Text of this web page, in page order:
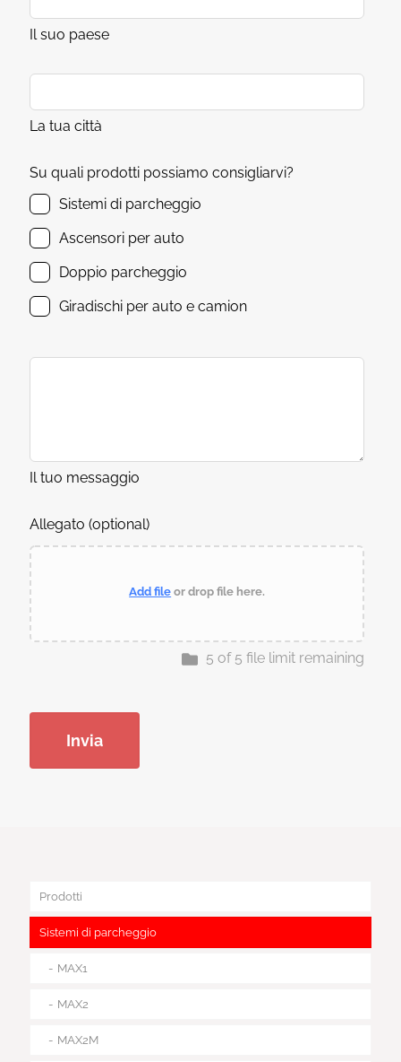
Il suo paese
La tua città
Su quali prodotti possiamo consigliarvi?
Sistemi di parcheggio
Ascensori per auto
Doppio parcheggio
Giradischi per auto e camion
Il tuo messaggio
Allegato (optional)
Add file or drop file here.
5 of 5 file limit remaining
Prodotti
Sistemi di parcheggio
MAX1
MAX2
MAX2M